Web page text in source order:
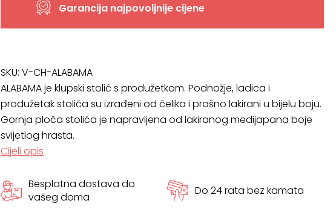
ALABAMA
Garancija najpovoljnije cijene
SKU: V-CH-ALABAMA
ALABAMA je klupski stolić s produžetkom. Podnožje, ladica i
produžetak stolića su izrađeni od čelika i prašno lakirani u bijelu boju.
Gornja ploča stolića je napravljena od lakiranog medijapana boje
svijetlog hrasta.
Cijeli opis
Besplatna dostava do
vašeg doma
Do 24 rata bez kamata